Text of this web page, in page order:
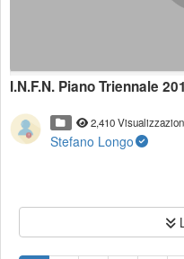
I.N.F.N. Piano Triennale
2,410
Stefano Longo